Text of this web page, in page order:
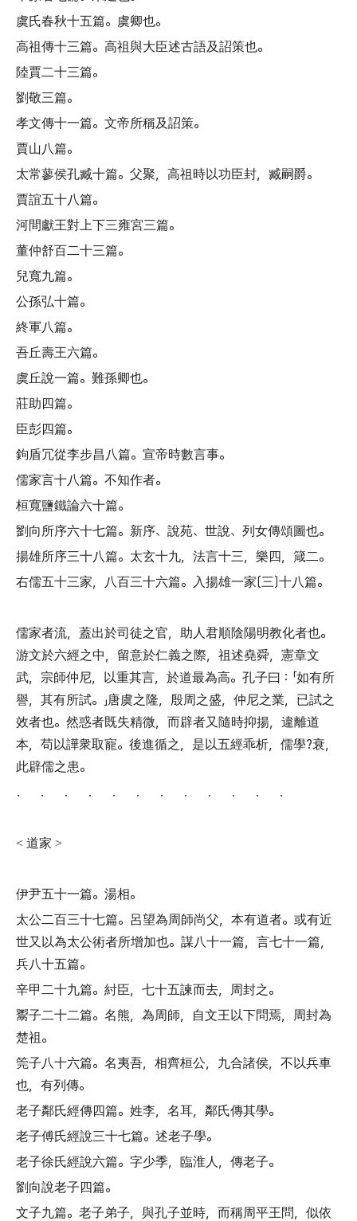
虞氏春秋十五篇。 虞卿也。
高祖傳十三篇。 高祖與大臣述古語及詔策也。
陸賈二十三篇。
劉敬三篇。
孝文傳十一篇。 文帝所稱及詔策。
賈山八篇。
太常蓼侯孔臧十篇。 父聚， 高祖時以功臣封， 臧嗣爵。
賈誼五十八篇。
河間獻王對上下三雍宮三篇。
董仲舒百二十三篇。
兒寬九篇。
公孫弘十篇。
終軍八篇。
吾丘壽王六篇。
虞丘說一篇。 難孫卿也。
莊助四篇。
臣彭四篇。
鉤盾冗從李步昌八篇。 宣帝時數言事。
儒家言十八篇。 不知作者。
桓寬鹽鐵論六十篇。
劉向所序六十七篇。 新序、 說苑、 世說、 列女傳頌圖也。
揚雄所序三十八篇。 太玄十九， 法言十三， 樂四， 箴二。
右儒五十三家， 八百三十六篇。 入揚雄一家〔三〕十八篇。
儒家者流， 蓋出於司徒之官， 助人君順陰陽明教化者也。
游文於六經之中， 留意於仁義之際， 祖述堯舜， 憲章文
武， 宗師仲尼， 以重其言， 於道最為高。 孔子曰 ：「如有所
譽， 其有所試。」唐虞之隆， 殷周之盛， 仲尼之業， 已試之
效者也。 然惑者既失精微， 而辟者又隨時抑揚， 違離道
本， 苟以譁衆取寵。 後進循之， 是以五經乖析， 儒學?衰，
此辟儒之患。
． ． ． ． ． ． ． ． ． ． ． ．
< 道家 >
伊尹五十一篇。 湯相。
太公二百三十七篇。 呂望為周師尚父， 本有道者。 或有近
世又以為太公術者所增加也。 謀八十一篇， 言七十一篇，
兵八十五篇。
辛甲二十九篇。 紂臣， 七十五諫而去， 周封之。
鬻子二十二篇。 名熊， 為周師， 自文王以下問焉， 周封為
楚祖。
筦子八十六篇。 名夷吾， 相齊桓公， 九合諸侯， 不以兵車
也， 有列傳。
老子鄰氏經傳四篇。 姓李， 名耳， 鄰氏傳其學。
老子傅氏經說三十七篇。 述老子學。
老子徐氏經說六篇。 字少季， 臨淮人， 傳老子。
劉向說老子四篇。
文子九篇。 老子弟子， 與孔子並時， 而稱周平王問， 似依